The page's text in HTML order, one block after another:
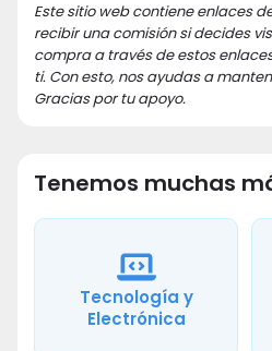
Este sitio web contiene enlaces
recibir una comisión si decides
compra a través de estos
ti. Con esto, nos ayudas a
Gracias por tu apoyo.
Tenemos muchas
Tecnología y
Electrónica